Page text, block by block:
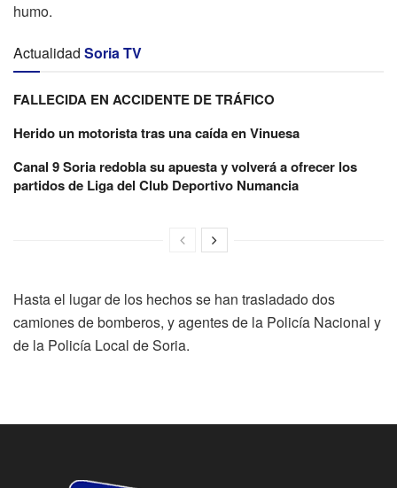
humo.
Actualidad Soria TV
FALLECIDA EN ACCIDENTE DE TRÁFICO
Herido un motorista tras una caída en Vinuesa
Canal 9 Soria redobla su apuesta y volverá a ofrecer los
partidos de Liga del Club Deportivo Numancia
Hasta el lugar de los hechos se han trasladado dos
camiones de bomberos, y agentes de la Policía Nacional y
de la Policía Local de Soria.